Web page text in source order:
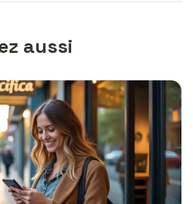
aussi